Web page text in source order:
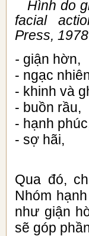
Hình do
facial
Press, 1978
- giận hờn,
- ngạc
- khinh và
- buồn rầu,
- hạnh
- sợ hãi,
Qua đó,
Nhóm
như giận
sẽ góp